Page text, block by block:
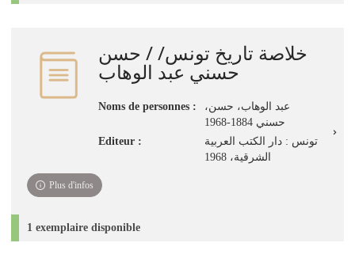
خلاصة تاريخ تونس/ / حسن
حسني عبد الوهاب
Noms de personnes :
،عبد الوهاب، حسن
حسني 1884-1968
Editeur :
تونس : دار الكتب العربية
الشرقية، 1968
Plus d'infos
1 exemplaire disponible